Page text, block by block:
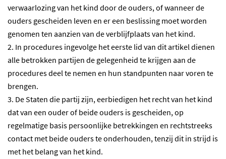
verwaarlozing van het kind door de ouders, of wanneer de
ouders gescheiden leven en er een beslissing moet worden
genomen ten aanzien van de verblijfplaats van het kind.
2. In procedures ingevolge het eerste lid van dit artikel dienen
alle betrokken partijen de gelegenheid te krijgen aan de
procedures deel te nemen en hun standpunten naar voren te
brengen.
3. De Staten die partij zijn, eerbiedigen het recht van het kind
dat van een ouder of beide ouders is gescheiden, op
regelmatige basis persoonlijke betrekkingen en rechtstreeks
contact met beide ouders te onderhouden, tenzij dit in strijd is
met het belang van het kind.